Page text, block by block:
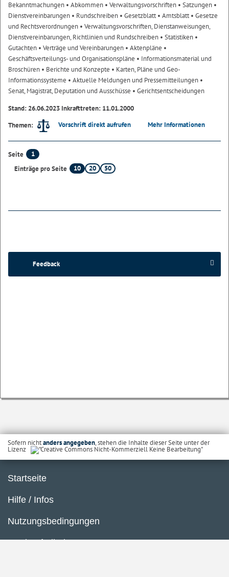
Bekanntmachungen • Abkommen • Verwaltungsvorschriften • Satzungen •
Dienstvereinbarungen • Rundschreiben • Gesetzblatt• Amtsblatt• Gesetze
und Rechtsverordnungen • Verwaltungsvorschriften, Dienstanweisungen,
Dienstvereinbarungen, Richtlinien und Rundschreiben • Statistiken •
Gutachten • Verträge und Vereinbarungen • Aktenpläne •
Geschäftsverteilungs- und Organisationspläne • Informationsmaterial und
Broschüren • Berichte und Konzepte • Karten, Pläne und Geo-
Informationssysteme • Aktuelle Meldungen und Pressemitteilungen •
Senat, Magistrat, Deputation und Ausschüsse • Gerichtsentscheidungen
Stand: 26.06.2023 Inkrafttreten: 11.01.2000
Themen:
Vorschrift direkt aufrufen Mehr Informationen
Seite
1
Einträge pro Seite
10 20 50
Feedback
Sofern nichtanders angegeben, stehen die Inhalte dieser Seite unter der
Lizenz
Startseite
Hilfe / Infos
Nutzungsbedingungen
Barrierefreiheit